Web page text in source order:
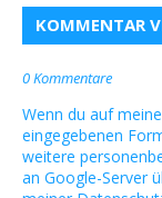
KOMMENTAR
0 Kommentare
Wenn du auf
eingegebenen
weitere
an Google-Server